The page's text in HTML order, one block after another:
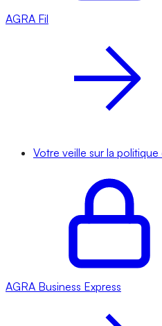
AGRA Fil
Votre veille sur la
AGRA Business Express